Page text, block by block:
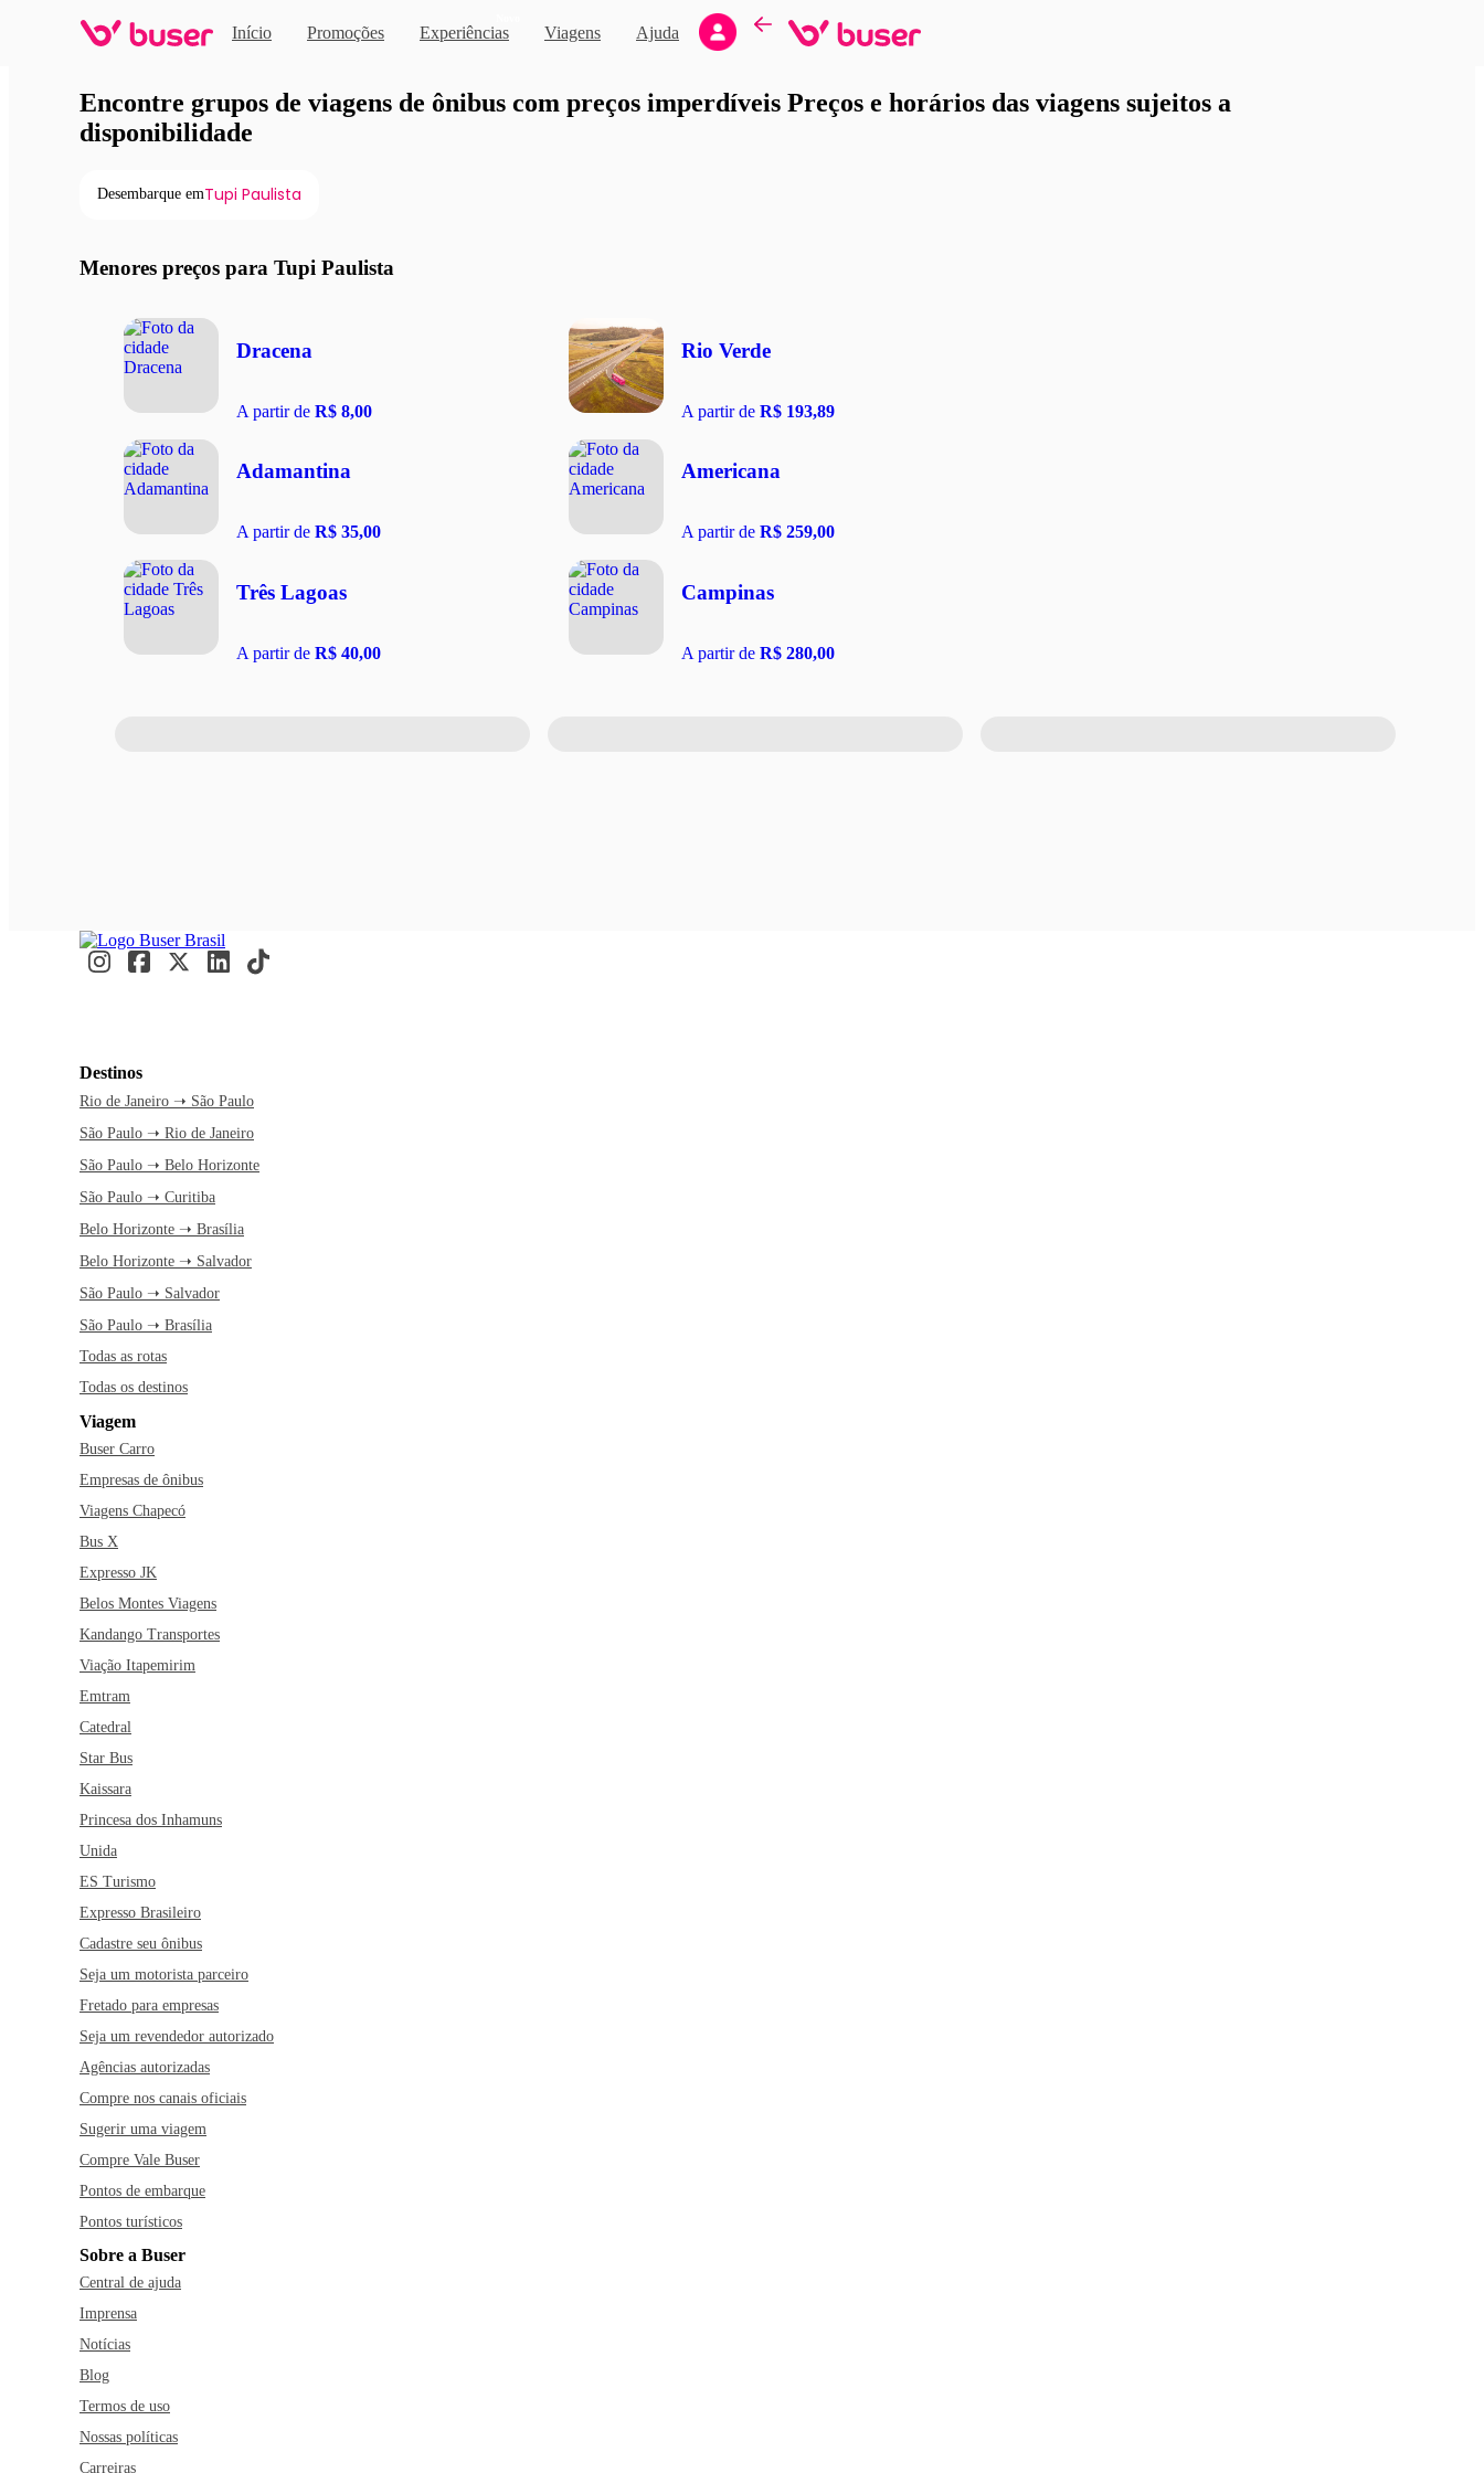
Início Promoções Experiências Viagens Ajuda
Viagens de ônibus em promoção
Encontre grupos de viagens de ônibus com preços imperdíveis Preços e horários das viagens sujeitos a
disponibilidade
Desembarque emTupi Paulista
Menores preços para Tupi Paulista
Dracena
A partir de R$ 8,00
Adamantina
A partir de R$ 35,00
Três Lagoas
A partir de R$ 40,00
Rio Verde
A partir de R$ 193,89
Americana
A partir de R$ 259,00
Campinas
A partir de R$ 280,00
Destinos
Rio de Janeiro ➝ São Paulo
São Paulo ➝ Rio de Janeiro
São Paulo ➝ Belo Horizonte
São Paulo ➝ Curitiba
Belo Horizonte ➝ Brasília
Belo Horizonte ➝ Salvador
São Paulo ➝ Salvador
São Paulo ➝ Brasília
Todas as rotas
Todas os destinos
Viagem
Buser Carro
Empresas de ônibus
Viagens Chapecó
Bus X
Expresso JK
Belos Montes Viagens
Kandango Transportes
Viação Itapemirim
Emtram
Catedral
Star Bus
Kaissara
Princesa dos Inhamuns
Unida
ES Turismo
Expresso Brasileiro
Cadastre seu ônibus
Seja um motorista parceiro
Fretado para empresas
Seja um revendedor autorizado
Agências autorizadas
Compre nos canais oficiais
Sugerir uma viagem
Compre Vale Buser
Pontos de embarque
Pontos turísticos
Sobre a Buser
Central de ajuda
Imprensa
Notícias
Blog
Termos de uso
Nossas políticas
Carreiras